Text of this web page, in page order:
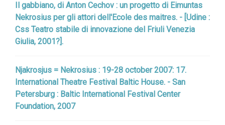
Il gabbiano, di Anton Cechov : un progetto di Eimuntas
Nekrosius per gli attori dell'Ecole des maitres. - [Udine :
Css Teatro stabile di innovazione del Friuli Venezia
Giulia, 2001?].
Njakrosjus = Nekrosius : 19-28 october 2007: 17.
International Theatre Festival Baltic House. - San
Petersburg : Baltic International Festival Center
Foundation, 2007